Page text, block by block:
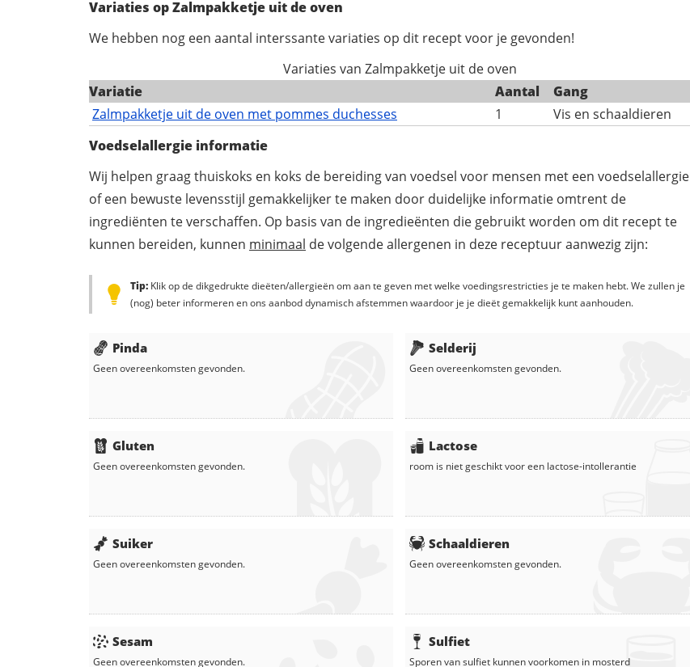
Variaties op Zalmpakketje uit de oven
We hebben nog een aantal interssante variaties op dit recept voor je gevonden!
Variaties van Zalmpakketje uit de oven
Variatie
Aantal
Gang
Zalmpakketje uit de oven met pommes duchesses
1
Vis en schaaldieren
Voedselallergie informatie
Wij helpen graag thuiskoks en koks de bereiding van voedsel voor mensen met een voedselallergie
of een bewuste levensstijl gemakkelijker te maken door duidelijke informatie omtrent de
ingrediënten te verschaffen. Op basis van de ingredieënten die gebruikt worden om dit recept te
kunnen bereiden, kunnen minimaal de volgende allergenen in deze receptuur aanwezig zijn:
Tip: Klik op de dikgedrukte dieëten/allergieën om aan te geven met welke voedingsrestricties je te maken hebt. We zullen je
(nog) beter informeren en ons aanbod dynamisch afstemmen waardoor je je dieët gemakkelijk kunt aanhouden.
Pinda
Geen overeenkomsten gevonden.
Gluten
Geen overeenkomsten gevonden.
Suiker
Geen overeenkomsten gevonden.
Sesam
Geen overeenkomsten gevonden.
Selderij
Geen overeenkomsten gevonden.
Lactose
room is niet geschikt voor een lactose-intollerantie
Schaaldieren
Geen overeenkomsten gevonden.
Sulfiet
Sporen van sulfiet kunnen voorkomen in mosterd